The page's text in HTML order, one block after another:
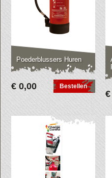
Poederblussers Huren
€ 0,00 Bestellen